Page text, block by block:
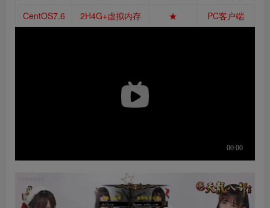
CentOS7.6
2H4G+虚拟内存 ★ PC客户端